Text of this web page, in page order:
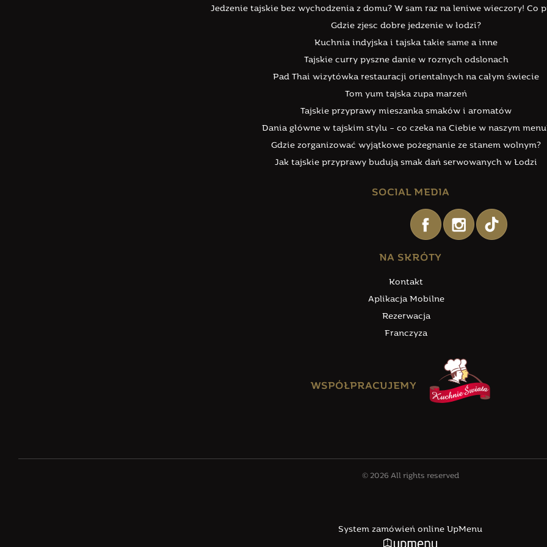
Jedzenie tajskie bez wychodzenia z domu? W sam raz na leniwe wieczory! Co
Gdzie zjesc dobre jedzenie w łodzi?
Kuchnia indyjska i tajska takie same a inne
Tajskie curry pyszne danie w roznych odslonach
Pad Thai wizytówka restauracji orientalnych na całym świecie
Tom yum tajska zupa marzeń
Tajskie przyprawy mieszanka smaków i aromatów
Dania główne w tajskim stylu – co czeka na Ciebie w naszym
Gdzie zorganizować wyjątkowe pożegnanie ze stanem wolnym?
Jak tajskie przyprawy budują smak dań serwowanych w Łodzi
SOCIAL MEDIA
NA SKRÓTY
Kontakt
Aplikacja Mobilne
Rezerwacja
Franczyza
WSPÓŁPRACUJEMY
© 2026 All rights reserved
System zamówień online UpMenu